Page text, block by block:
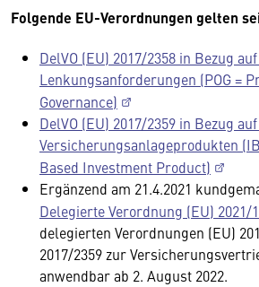
Folgende EU-Verordnungen gelten
DelVO (EU) 2017/2358 in Bezug
Lenkungsanforderungen (POG =
Governance)
DelVO (EU) 2017/2359 in Bezug
Versicherungsanlageprodukten
Based Investment Product)
Ergänzend am 21.4.2021
Delegierte Verordnung (EU) 2021/
delegierten Verordnungen (EU)
2017/2359 zur
anwendbar ab 2. August 2022.